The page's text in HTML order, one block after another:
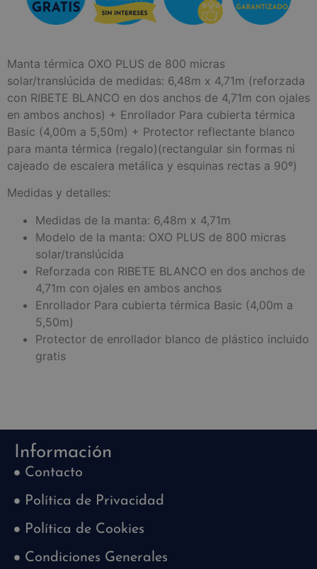
Manta térmica OXO PLUS de 800 micras
solar/translúcida de medidas: 6,48m x 4,71m (reforzada
con RIBETE BLANCO en dos anchos de 4,71m con ojales
en ambos anchos) + Enrollador Para cubierta térmica
Basic (4,00m a 5,50m) + Protector reflectante blanco
para manta térmica (regalo)(rectangular sin formas ni
cajeado de escalera metálica y esquinas rectas a 90º)
Medidas y detalles:
Medidas de la manta: 6,48m x 4,71m
Modelo de la manta: OXO PLUS de 800 micras
solar/translúcida
Reforzada con RIBETE BLANCO en dos anchos de
4,71m con ojales en ambos anchos
Enrollador Para cubierta térmica Basic (4,00m a
5,50m)
Protector de enrollador blanco de plástico incluido
gratis
Información
Contacto
Política de Privacidad
Política de Cookies
Condiciones Generales